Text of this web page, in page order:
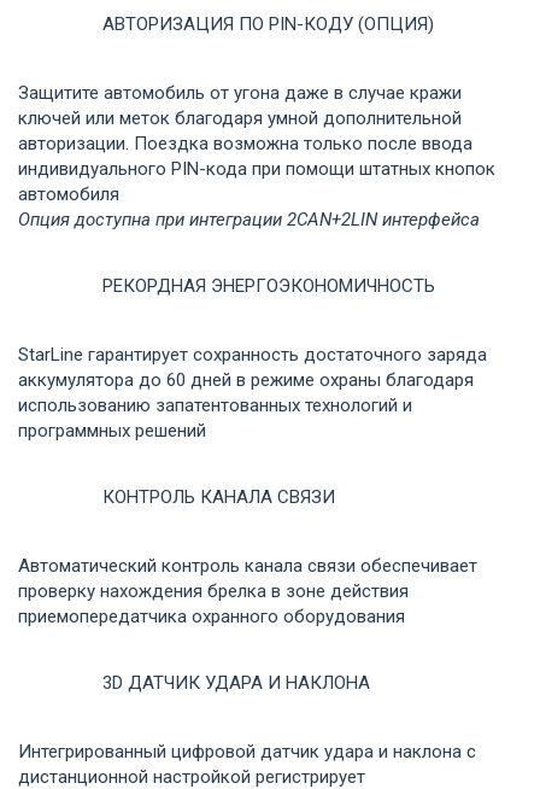
АВТОРИЗАЦИЯ ПО PIN-КОДУ (ОПЦИЯ)
Защитите автомобиль от угона даже в случае кражи
ключей или меток благодаря умной дополнительной
авторизации. Поездка возможна только после ввода
индивидуального PIN-кода при помощи штатных кнопок
автомобиля
Опция доступна при интеграции 2CAN+2LIN интерфейса
РЕКОРДНАЯ ЭНЕРГОЭКОНОМИЧНОСТЬ
StarLine гарантирует сохранность достаточного заряда
аккумулятора до 60 дней в режиме охраны благодаря
использованию запатентованных технологий и
программных решений
КОНТРОЛЬ КАНАЛА СВЯЗИ
Автоматический контроль канала связи обеспечивает
проверку нахождения брелка в зоне действия
приемопередатчика охранного оборудования
3D ДАТЧИК УДАРА И НАКЛОНА
Интегрированный цифровой датчик удара и наклона с
дистанционной настройкой регистрирует